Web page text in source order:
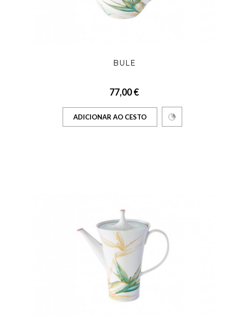
BULE
77,00 €
ADICIONAR AO CESTO